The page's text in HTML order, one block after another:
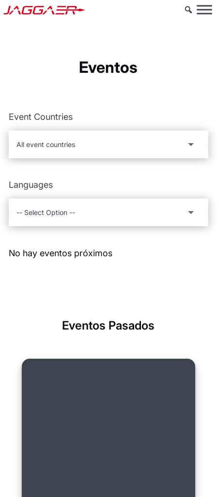
Eventos
Event Countries
Languages
No hay eventos próximos
Eventos Pasados